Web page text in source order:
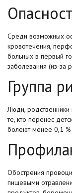
Среди возможных
кровотечения,
больных в первый
заболевания (из-за
Группа
Люди,
те, кто перенес
болеют менее 0,1 %
Обострения
пищевыми